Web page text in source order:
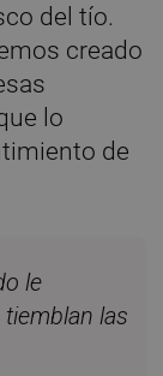
del tío.
creado
lo
de
le
las